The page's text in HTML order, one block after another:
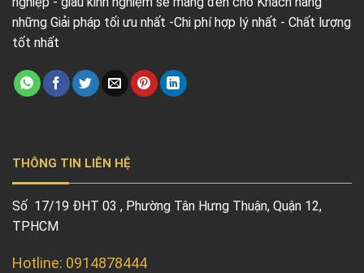
những Giải pháp tối ưu nhất -Chi phí hợp lý nhất - Chất lượng
tốt nhất
THÔNG TIN LIÊN HỆ
Số 17/19 ĐHT 03 , Phường Tân Hưng Thuận, Quận 12,
TPHCM
Hotline: 0914878444